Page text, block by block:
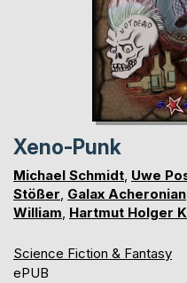
Xeno-Punk
Michael Schmidt, Uwe
Stößer, Galax Acheronian
William, Hartmut Holger
Science Fiction & Fantasy
ePUB